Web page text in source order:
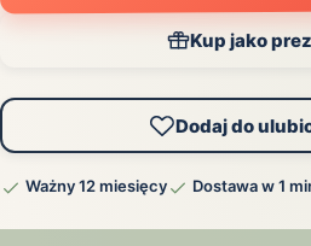
Kup jako
Dodaj do
Ważny 12 miesięcy Dostawa w 1